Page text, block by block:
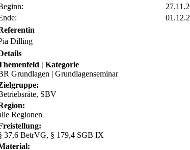
Dilling
| Kategorie
Grundlagen | Grundlagenseminar
SBV
Regionen
37,6 BetrVG, § 179,4 SGB IX